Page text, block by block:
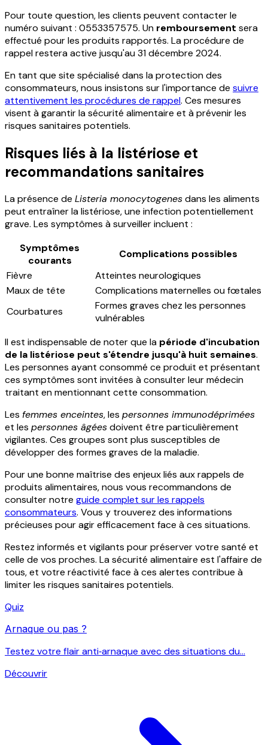
Pour toute question, les clients peuvent contacter le
numéro suivant : 0553357575. Un remboursement sera
effectué pour les produits rapportés. La procédure de
rappel restera active jusqu'au 31 décembre 2024.
En tant que site spécialisé dans la protection des
consommateurs, nous insistons sur l'importance de suivre
attentivement les procédures de rappel. Ces mesures
visent à garantir la sécurité alimentaire et à prévenir les
risques sanitaires potentiels.
Risques liés à la listériose et
recommandations sanitaires
La présence de Listeria monocytogenesdans les aliments
peut entraîner la listériose, une infection potentiellement
grave. Les symptômes à surveiller incluent :
Symptômes
courants
Complications possibles
Fièvre
Atteintes neurologiques
Maux de tête
Complications maternelles ou fœtales
Courbatures
Formes graves chez les personnes
vulnérables
Il est indispensable de noter que la période d'incubation
de la listériose peut s'étendre jusqu'à huit semaines.
Les personnes ayant consommé ce produit et présentant
ces symptômes sont invitées à consulter leur médecin
traitant en mentionnant cette consommation.
Les femmes enceintes, les personnes immunodéprimées
et les personnes âgéesdoivent être particulièrement
vigilantes. Ces groupes sont plus susceptibles de
développer des formes graves de la maladie.
Pour une bonne maîtrise des enjeux liés aux rappels de
produits alimentaires, nous vous recommandons de
consulter notre guide complet sur les rappels
consommateurs. Vous y trouverez des informations
précieuses pour agir efficacement face à ces situations.
Restez informés et vigilants pour préserver votre santé et
celle de vos proches. La sécurité alimentaire est l'affaire de
tous, et votre réactivité face à ces alertes contribue à
limiter les risques sanitaires potentiels.
Quiz
Arnaque ou pas ?
Testez votre flair anti‑arnaque avec des situations du...
Découvrir